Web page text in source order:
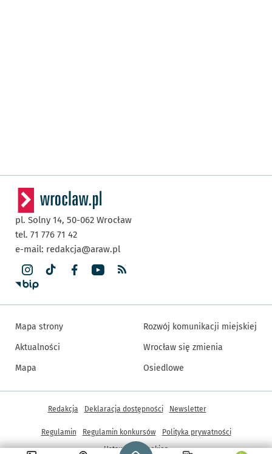
Strona główna - wroclaw.pl
pl. Solny 14, 50-062 Wrocław
tel. 71 776 71 42
e-mail: redakcja@araw.pl
Mapa strony
Aktualności
Mapa
Rozwój komunikacji miejskiej
Wrocław się zmienia
Osiedlowe
Inne informacje
Redakcja Deklaracja dostępności Newsletter
Regulamin Regulamin konkursów
Polityka prywatności
Ustawienia cookies